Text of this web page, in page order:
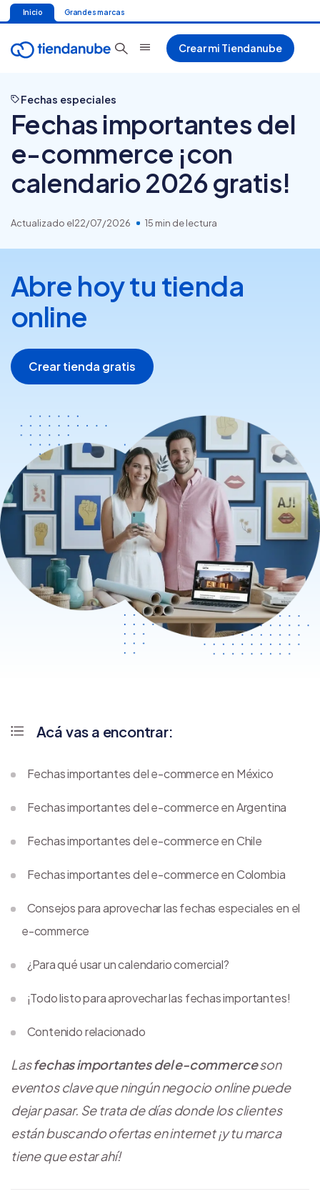
Inicio Grandes marcas
Crear mi Tiendanube
Fechas especiales
Fechas importantes del
e-commerce ¡con
calendario 2026 gratis!
Actualizado el22/07/2026 15 min de lectura
Abre hoy tu tienda
online
Crear tienda gratis
Lasfechas importantes del e-commerceson
eventos clave que ningún negocio online puede
dejar pasar. Se trata de días donde los clientes
están buscando ofertas en internet ¡y tu marca
tiene que estar ahí!
Acá vas a encontrar:
Fechas importantes del e-commerce en México
Fechas importantes del e-commerce en Argentina
Fechas importantes del e-commerce en Chile
Fechas importantes del e-commerce en Colombia
Consejos para aprovechar las fechas especiales en el
e-commerce
¿Para qué usar un calendario comercial?
¡Todo listo para aprovechar las fechas importantes!
Contenido relacionado